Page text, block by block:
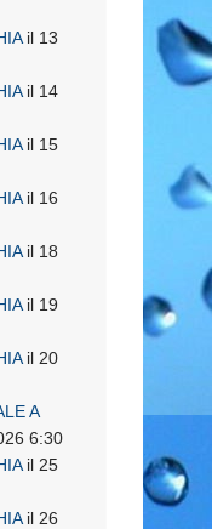
il 13
il 14
il 15
il 16
il 18
il 19
il 20
A
6:30
il 25
il 26